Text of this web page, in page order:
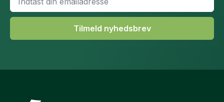
Tilmeld nyhedsbrev